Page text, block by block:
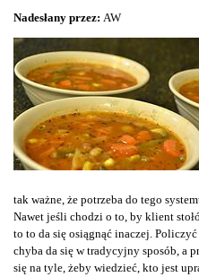
Nadesłany przez: AW
tak ważne, że potrzeba do tego
Nawet jeśli chodzi o to, by klient
to to da się osiągnąć inaczej.
chyba da się w tradycyjny sposób, a
się na tyle, żeby wiedzieć, kto jest